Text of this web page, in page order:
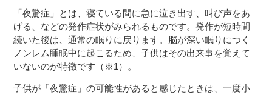
「夜驚症」とは、寝ている間に急に泣き出す、叫び声をあ
げる、などの発作症状がみられるものです。発作が短時間
続いた後は、通常の眠りに戻ります。脳が深い眠りにつく
ノンレム睡眠中に起こるため、子供はその出来事を覚えて
いないのが特徴です（※1）。
子供が「夜驚症」の可能性があると感じたときは、一度小